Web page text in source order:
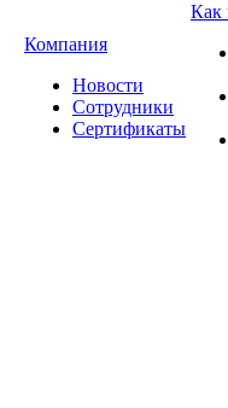
Компания
Новости
Сотрудники
Сертификаты
Как